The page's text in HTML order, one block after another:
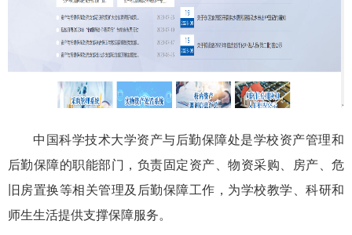
中国科学技术大学资产与后勤保障处是学校资产管理和
后勤保障的职能部门，负责固定资产、物资采购、房产、危
旧房置换等相关管理及后勤保障工作，为学校教学、科研和
师生生活提供支撑保障服务。